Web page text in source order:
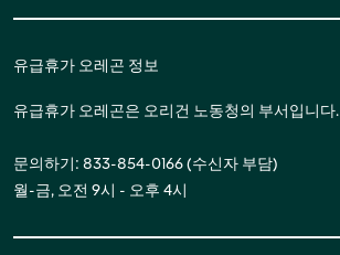
유급휴가 오레곤 정보
유급휴가 오레곤은 오리건 노동청의 부서입니다.
문의하기: 833-854-0166 (수신자 부담)
월-금, 오전 9시 - 오후 4시